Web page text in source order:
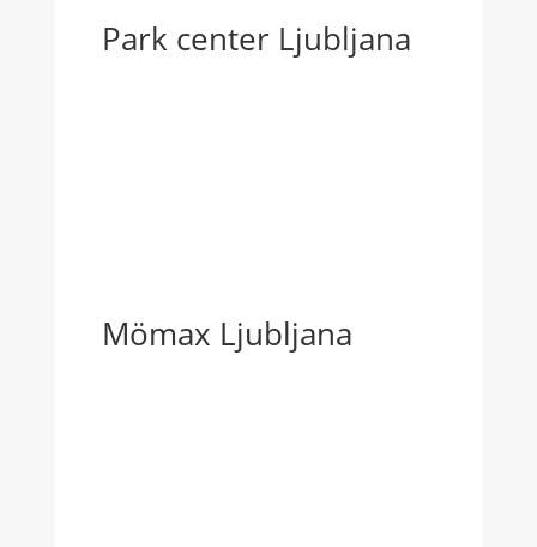
Park center Ljubljana
Mömax Ljubljana